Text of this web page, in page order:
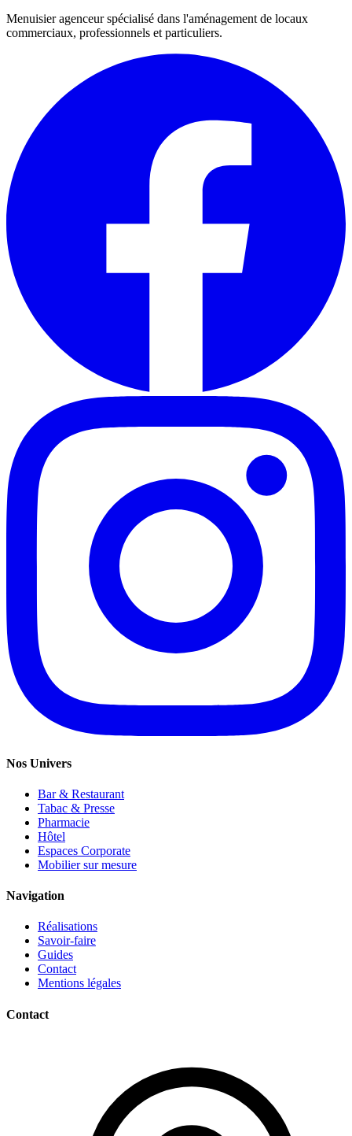
Menuisier agenceur spécialisé dans l'aménagement de locaux
commerciaux, professionnels et particuliers.
Nos Univers
Bar & Restaurant
Tabac & Presse
Pharmacie
Hôtel
Espaces Corporate
Mobilier sur mesure
Navigation
Réalisations
Savoir-faire
Guides
Contact
Mentions légales
Contact